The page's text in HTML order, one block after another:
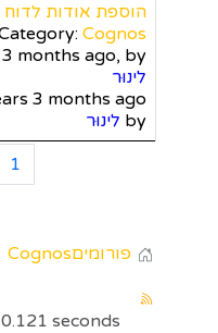
הוספת אודות לדוח
Cognos
months ago, by
לינוּר
3 months ago
by לינוּר
1
פורומיםCognos
seconds